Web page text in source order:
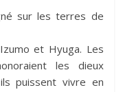
sur les terres de
et Hyuga. Les
les dieux
puissent vivre en